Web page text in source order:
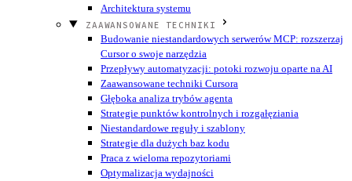
Architektura systemu
ZAAWANSOWANE TECHNIKI
Budowanie niestandardowych serwerów MCP: rozszerzaj
Cursor o swoje narzędzia
Przepływy automatyzacji: potoki rozwoju oparte na AI
Zaawansowane techniki Cursora
Głęboka analiza trybów agenta
Strategie punktów kontrolnych i rozgałęziania
Niestandardowe reguły i szablony
Strategie dla dużych baz kodu
Praca z wieloma repozytoriami
Optymalizacja wydajności